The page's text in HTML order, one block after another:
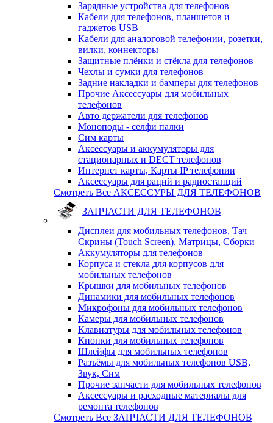
Зарядные устройства для телефонов
Кабели для телефонов, планшетов и
гаджетов USB
Кабели для аналоговой телефонии, розетки,
вилки, коннекторы
Защитные плёнки и стёкла для телефонов
Чехлы и сумки для телефонов
Задние накладки и бамперы для телефонов
Прочие Аксессуары для мобильных
телефонов
Авто держатели для телефонов
Моноподы - селфи палки
Сим карты
Аксессуары и аккумуляторы для
стационарных и DECT телефонов
Интернет карты, Карты IP телефонии
Аксессуары для раций и радиостанций
Смотреть Все АКСЕССУРЫ ДЛЯ ТЕЛЕФОНОВ
ЗАПЧАСТИ ДЛЯ ТЕЛЕФОНОВ
Дисплеи для мобильных телефонов, Тач
Скрины (Touch Screen), Матрицы, Сборки
Аккумуляторы для телефонов
Корпуса и стекла для корпусов для
мобильных телефонов
Крышки для мобильных телефонов
Динамики для мобильных телефонов
Микрофоны для мобильных телефонов
Камеры для мобильных телефонов
Клавиатуры для мобильных телефонов
Кнопки для мобильных телефонов
Шлейфы для мобильных телефонов
Разъёмы для мобильных телефонов USB,
Звук, Сим
Прочие запчасти для мобильных телефонов
Аксессуары и расходные материалы для
ремонта телефонов
Смотреть Все ЗАПЧАСТИ ДЛЯ ТЕЛЕФОНОВ